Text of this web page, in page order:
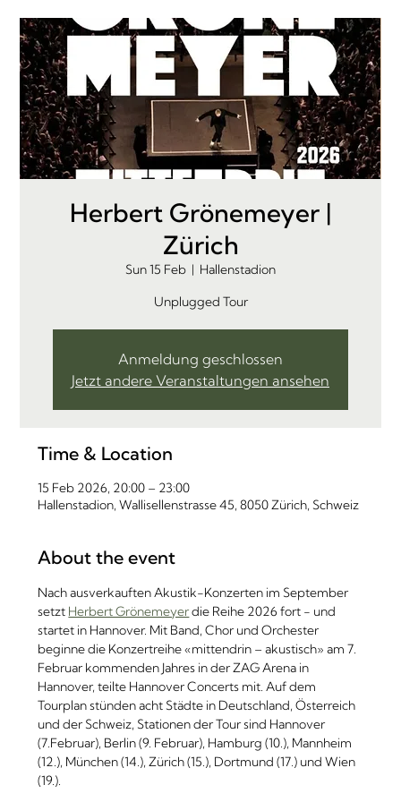
Herbert Grönemeyer |
Zürich
Sun 15 Feb
  |
Hallenstadion
Unplugged Tour
Anmeldung geschlossen
Jetzt andere Veranstaltungen ansehen
Time & Location
15 Feb 2026, 20:00 – 23:00
Hallenstadion, Wallisellenstrasse 45, 8050 Zürich, Schweiz
About the event
Nach ausverkauften Akustik-Konzerten im September
setzt Herbert Grönemeyer die Reihe 2026 fort - und
startet in Hannover. Mit Band, Chor und Orchester
beginne die Konzertreihe «mittendrin – akustisch» am 7.
Februar kommenden Jahres in der ZAG Arena in
Hannover, teilte Hannover Concerts mit. Auf dem
Tourplan stünden acht Städte in Deutschland, Österreich
und der Schweiz, Stationen der Tour sind Hannover
(7.Februar), Berlin (9. Februar), Hamburg (10.), Mannheim
(12.), München (14.), Zürich (15.), Dortmund (17.) und Wien
(19.).